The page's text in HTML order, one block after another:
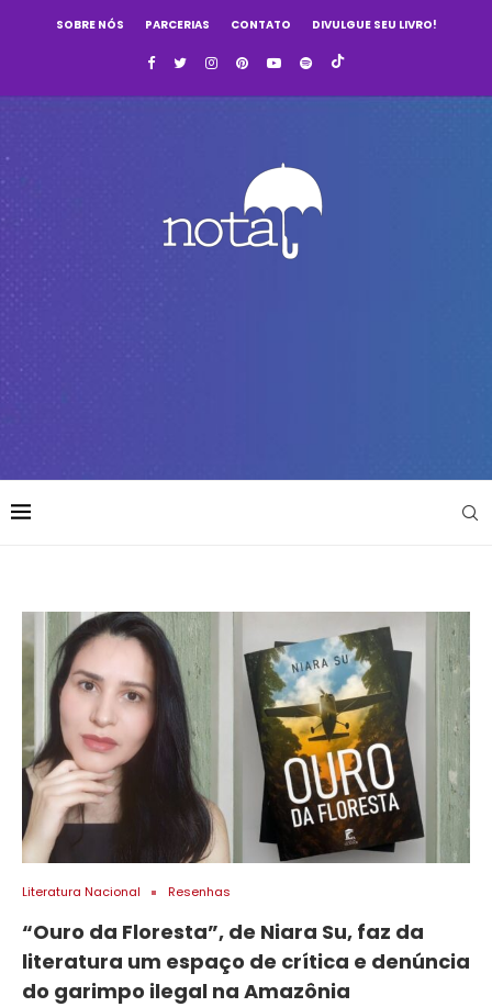
SOBRE NÓS PARCERIAS CONTATO DIVULGUE SEU LIVRO!
Literatura Nacional Resenhas
“Ouro da Floresta”, de Niara Su, faz da
literatura um espaço de crítica e denúncia
do garimpo ilegal na Amazônia